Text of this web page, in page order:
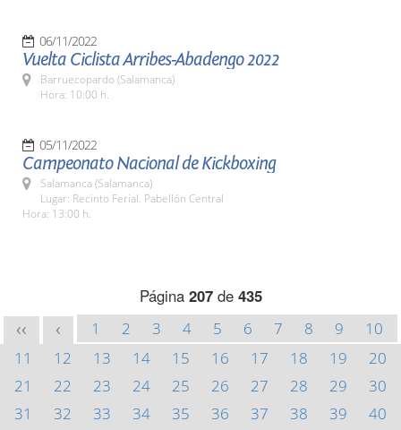
06/11/2022
Vuelta Ciclista Arribes-Abadengo 2022
Barruecopardo (Salamanca)
Hora: 10:00 h.
05/11/2022
Campeonato Nacional de Kickboxing
Salamanca (Salamanca)
Lugar: Recinto Ferial. Pabellón Central
Hora: 13:00 h.
Página 207de 435
<< < 1 2 3 4 5 6 7 8 9
10
11
12 13 14 15 16 17 18 19
20
21
22 23 24 25 26 27 28 29
30
31
32 33 34 35 36 37 38 39
40